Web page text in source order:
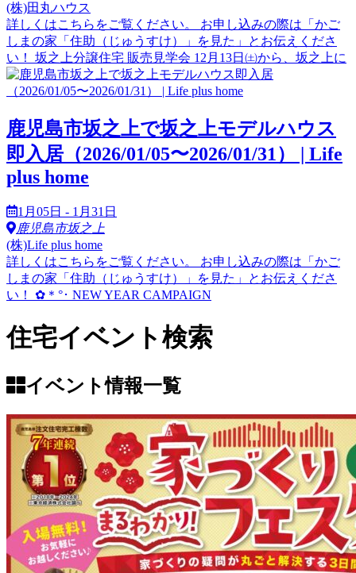
(株)田丸ハウス
詳しくはこちらをご覧ください。 お申し込みの際は「かご
しまの家「住助（じゅうすけ）」を見た」とお伝えくださ
い！ 坂之上分譲住宅 販売見学会 12月13日㈯から、坂之上に
鹿児島市坂之上で坂之上モデルハウス
即入居（2026/01/05〜2026/01/31） | Life
plus home
1月05日 - 1月31日
鹿児島市坂之上
(株)Life plus home
詳しくはこちらをご覧ください。 お申し込みの際は「かご
しまの家「住助（じゅうすけ）」を見た」とお伝えくださ
い！ ✿＊°･ NEW YEAR CAMPAIGN
住宅イベント検索
イベント情報一覧